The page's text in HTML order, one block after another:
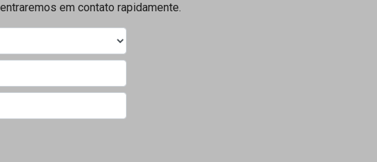
em contato rapidamente.